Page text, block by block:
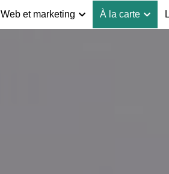
Web et marketing À la carte